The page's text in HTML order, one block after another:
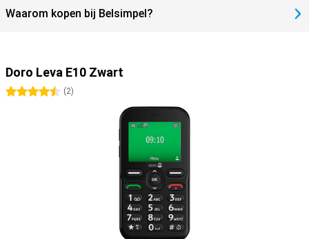
Waarom kopen bij Belsimpel?
Doro Leva E10 Zwart
4.5 sterren
(2)